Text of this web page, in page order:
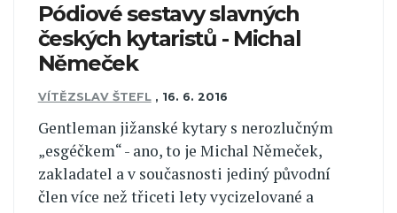
Pódiové sestavy slavných
českých kytaristů - Michal
Němeček
VÍTĚZSLAV ŠTEFL , 16. 6. 2016
Gentleman jižanské kytary s nerozlučným
„esgéčkem“ - ano, to je Michal Němeček,
zakladatel a v současnosti jediný původní
člen více než třiceti lety vycizelované a